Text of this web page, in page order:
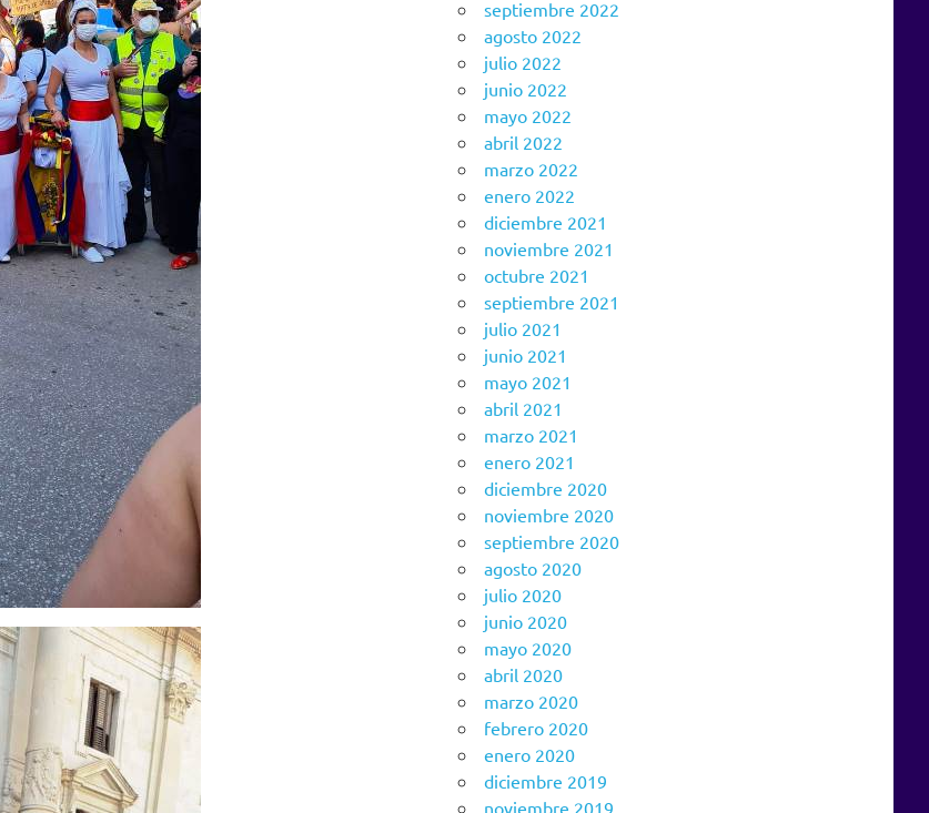
septiembre 2022
agosto 2022
julio 2022
junio 2022
mayo 2022
abril 2022
marzo 2022
enero 2022
diciembre 2021
noviembre 2021
octubre 2021
septiembre 2021
julio 2021
junio 2021
mayo 2021
abril 2021
marzo 2021
enero 2021
diciembre 2020
noviembre 2020
septiembre 2020
agosto 2020
julio 2020
junio 2020
mayo 2020
abril 2020
marzo 2020
febrero 2020
enero 2020
diciembre 2019
noviembre 2019